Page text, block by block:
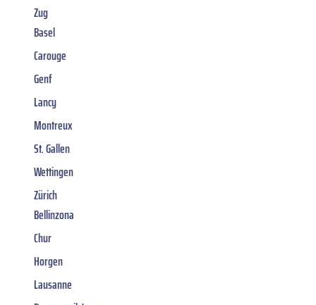
Zug
Basel
Carouge
Genf
Lancy
Montreux
St. Gallen
Wettingen
Zürich
Bellinzona
Chur
Horgen
Lausanne